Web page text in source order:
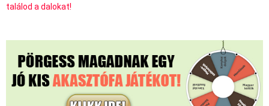
találod a dalokat!